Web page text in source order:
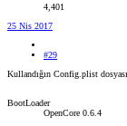
4,401
25 Nis 2017
#29
Kullandığın Config.plist
BootLoader
OpenCore 0.6.4